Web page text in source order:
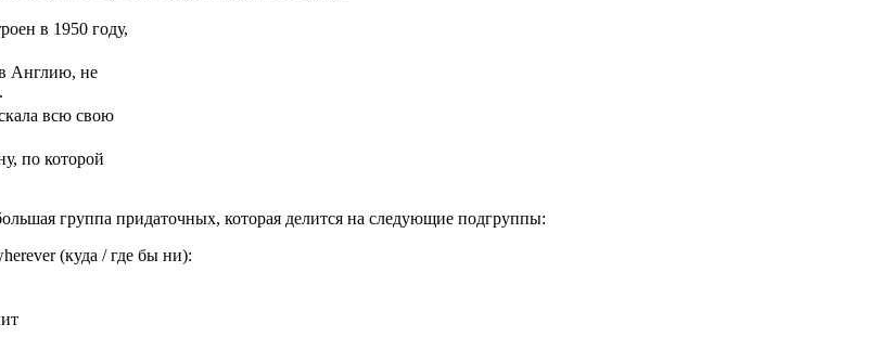
в 1950 году,
Англию, не
всю свою
по которой
группа придаточных, которая делится на следующие подгруппы:
(куда / где бы ни):